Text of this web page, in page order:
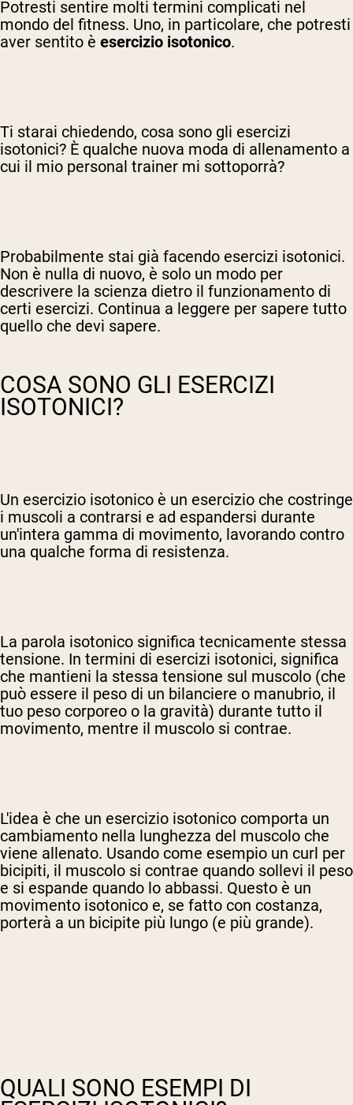
Potresti sentire molti termini complicati nel
mondo del fitness. Uno, in particolare, che potresti
aver sentito è esercizio isotonico.
Ti starai chiedendo, cosa sono gli esercizi
isotonici? È qualche nuova moda di allenamento a
cui il mio personal trainer mi sottoporrà?
Probabilmente stai già facendo esercizi isotonici.
Non è nulla di nuovo, è solo un modo per
descrivere la scienza dietro il funzionamento di
certi esercizi. Continua a leggere per sapere tutto
quello che devi sapere.
COSA SONO GLI ESERCIZI
ISOTONICI?
Un esercizio isotonico è un esercizio che costringe
i muscoli a contrarsi e ad espandersi durante
un'intera gamma di movimento, lavorando contro
una qualche forma di resistenza.
La parola isotonico significa tecnicamente stessa
tensione. In termini di esercizi isotonici, significa
che mantieni la stessa tensione sul muscolo (che
può essere il peso di un bilanciere o manubrio, il
tuo peso corporeo o la gravità) durante tutto il
movimento, mentre il muscolo si contrae.
L'idea è che un esercizio isotonico comporta un
cambiamento nella lunghezza del muscolo che
viene allenato. Usando come esempio un curl per
bicipiti, il muscolo si contrae quando sollevi il peso
e si espande quando lo abbassi. Questo è un
movimento isotonico e, se fatto con costanza,
porterà a un bicipite più lungo (e più grande).
QUALI SONO ESEMPI DI